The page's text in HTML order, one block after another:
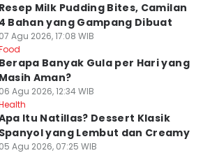
Resep Milk Pudding Bites, Camilan
4 Bahan yang Gampang Dibuat
07 Agu 2026, 17:08 WIB
Berapa Banyak Gula per Hari yang
Masih Aman?
06 Agu 2026, 12:34 WIB
Itu Natillas? Dessert Klasik
Spanyol yang Lembut dan Creamy
05 Agu 2026, 07:25 WIB